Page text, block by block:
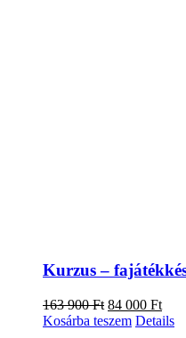
Kurzus –
163 900Ft Original
price
84 000 Ft
price
Kosárba teszem Details